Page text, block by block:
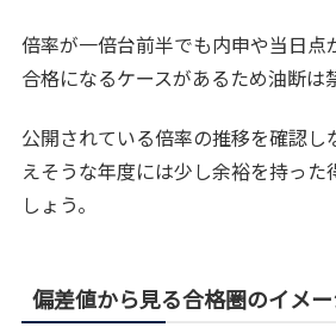
倍率が一倍台前半でも内申や当日点
合格になるケースがあるため油断は
公開されている倍率の推移を確認し
えそうな年度には少し余裕を持った
しょう。
偏差値から見る合格圏のイメ